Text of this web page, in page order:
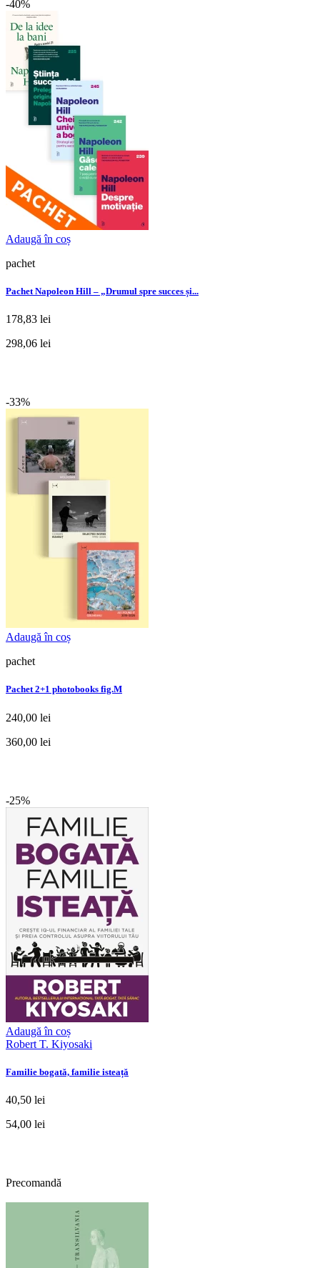
-40%
Adaugă în coș
pachet
Pachet Napoleon Hill – „Drumul spre succes și...
178,83 lei
298,06 lei
-33%
Adaugă în coș
pachet
Pachet 2+1 photobooks fig.M
240,00 lei
360,00 lei
-25%
Adaugă în coș
Robert T. Kiyosaki
Familie bogată, familie isteață
40,50 lei
54,00 lei
Precomandă